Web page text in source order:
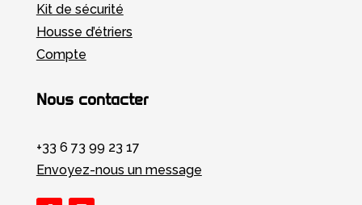
Kit de sécurité
Housse d’étriers
Compte
Nous contacter
+33 6 73 99 23 17
Envoyez-nous un message